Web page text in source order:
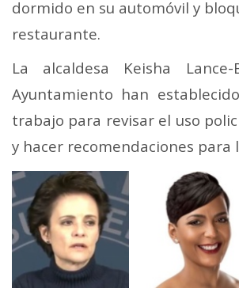
dormido en su automóvil y
restaurante.
La alcaldesa Keisha
Ayuntamiento han
trabajo para revisar el uso
y hacer recomendaciones para